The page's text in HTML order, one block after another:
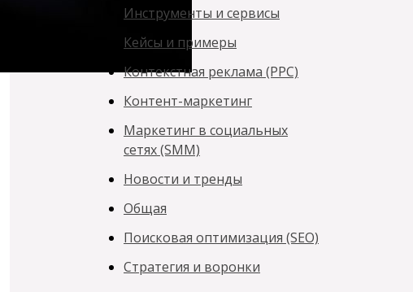
Инструменты и сервисы
Кейсы и примеры
Контекстная реклама (PPC)
Контент-маркетинг
Маркетинг в социальных
сетях (SMM)
Новости и тренды
Общая
Поисковая оптимизация (SEO)
Стратегия и воронки